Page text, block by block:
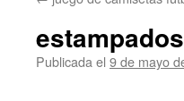
Publicada el 9 de mayo